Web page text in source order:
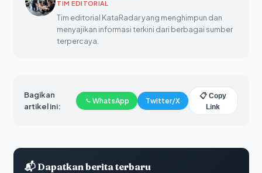
TIM EDITORIAL
Tim editorial KataRadar yang menghimpun dan
menyajikan informasi terkini dari berbagai sumber
terpercaya.
Bagikan
artikel ini:
WhatsApp Twitter/X
📋 Copy
Link
📬 Dapatkan berita terbaru